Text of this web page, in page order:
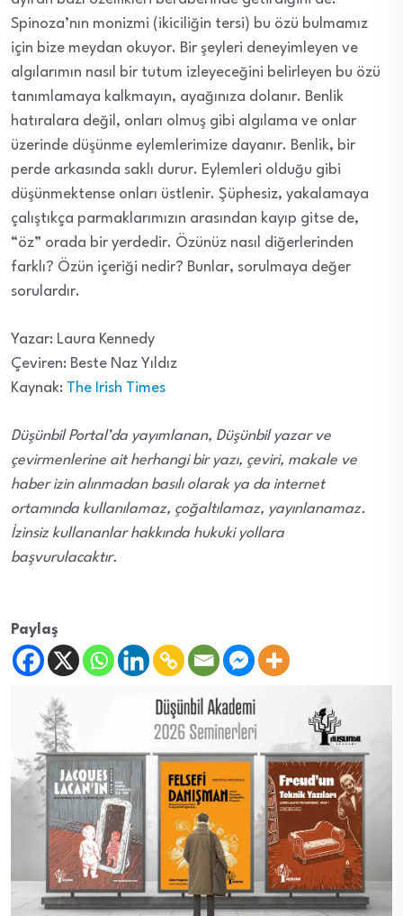
Spinoza’nın monizmi (ikiciliğin tersi) bu özü bulmamız
için bize meydan okuyor. Bir şeyleri deneyimleyen ve
algılarımın nasıl bir tutum izleyeceğini belirleyen bu özü
tanımlamaya kalkmayın, ayağınıza dolanır. Benlik
hatıralara değil, onları olmuş gibi algılama ve onlar
üzerinde düşünme eylemlerimize dayanır. Benlik, bir
perde arkasında saklı durur. Eylemleri olduğu gibi
düşünmektense onları üstlenir. Şüphesiz, yakalamaya
çalıştıkça parmaklarımızın arasından kayıp gitse de,
“öz” orada bir yerdedir. Özünüz nasıl diğerlerinden
farklı? Özün içeriği nedir? Bunlar, sorulmaya değer
sorulardır.
Yazar: Laura Kennedy
Çeviren: Beste Naz Yıldız
Kaynak: The Irish Times
Düşünbil Portal’da yayımlanan, Düşünbil yazar ve
çevirmenlerine ait herhangi bir yazı, çeviri, makale ve
haber izin alınmadan basılı olarak ya da internet
ortamında kullanılamaz, çoğaltılamaz, yayınlanamaz.
İzinsiz kullananlar hakkında hukuki yollara
başvurulacaktır.
Paylaş